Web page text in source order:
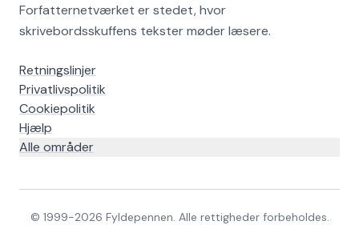
Forfatternetværket er stedet, hvor
skrivebordsskuffens tekster møder læsere.
Retningslinjer
Privatlivspolitik
Cookiepolitik
Hjælp
Alle områder
© 1999-2026 Fyldepennen. Alle rettigheder forbeholdes.